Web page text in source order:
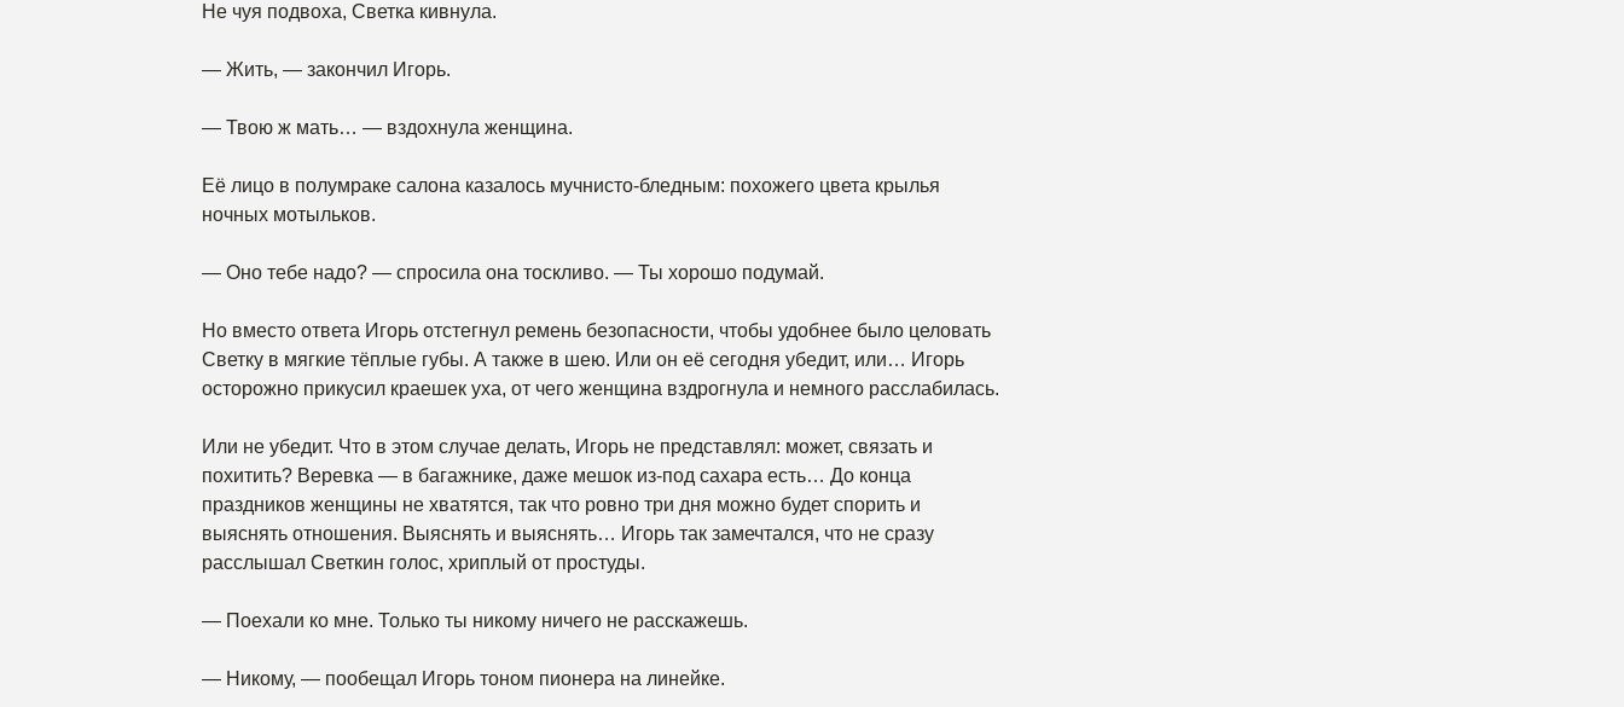
Не чуя подвоха, Светка кивнула.
— Жить, — закончил Игорь.
— Твою ж мать… — вздохнула женщина.
Её лицо в полумраке салона казалось мучнисто-бледным: похожего цвета крылья
ночных мотыльков.
— Оно тебе надо? — спросила она тоскливо. — Ты хорошо подумай.
Но вместо ответа Игорь отстегнул ремень безопасности, чтобы удобнее было целовать
Светку в мягкие тёплые губы. А также в шею. Или он её сегодня убедит, или… Игорь
осторожно прикусил краешек уха, от чего женщина вздрогнула и немного расслабилась.
Или не убедит. Что в этом случае делать, Игорь не представлял: может, связать и
похитить? Веревка — в багажнике, даже мешок из-под сахара есть… До конца
праздников женщины не хватятся, так что ровно три дня можно будет спорить и
выяснять отношения. Выяснять и выяснять… Игорь так замечтался, что не сразу
расслышал Светкин голос, хриплый от простуды.
— Поехали ко мне. Только ты никому ничего не расскажешь.
— Никому, — пообещал Игорь тоном пионера на линейке.